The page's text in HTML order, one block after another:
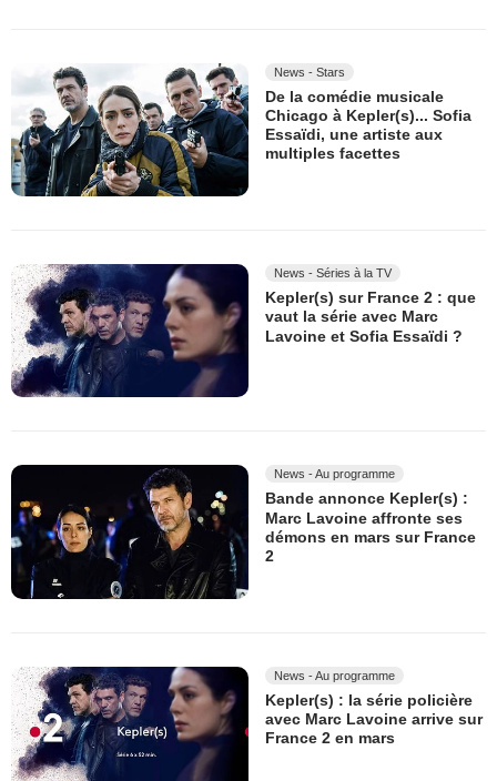
News - Stars
De la comédie musicale
Chicago à Kepler(s)... Sofia
Essaïdi, une artiste aux
multiples facettes
News - Séries à la TV
Kepler(s) sur France 2 : que
vaut la série avec Marc
Lavoine et Sofia Essaïdi ?
News - Au programme
Bande annonce Kepler(s) :
Marc Lavoine affronte ses
démons en mars sur France
2
News - Au programme
Kepler(s) : la série policière
avec Marc Lavoine arrive sur
France 2 en mars